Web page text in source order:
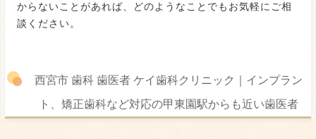
からないことがあれば、どのようなことでもお気軽にご相
談ください。
西宮市 歯科 歯医者 ケイ歯科クリニック｜インプラン
ト、矯正歯科など対応の甲東園駅からも近い歯医者